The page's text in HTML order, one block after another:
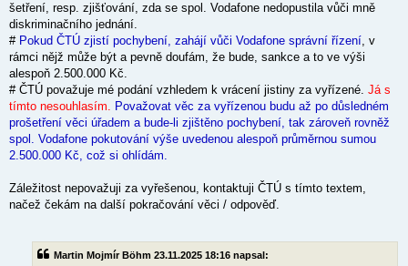
šetření, resp. zjišťování, zda se spol. Vodafone nedopustila vůči mně
diskriminačního jednání.
# Pokud ČTÚ zjistí pochybení, zahájí vůči Vodafone správní řízení, v
rámci nějž může být a pevně doufám, že bude, sankce a to ve výši
alespoň 2.500.000 Kč.
# ČTÚ považuje mé podání vzhledem k vrácení jistiny za vyřízené. Já s
tímto nesouhlasím. Považovat věc za vyřízenou budu až po důsledném
prošetření věci úřadem a bude-li zjištěno pochybení, tak zároveň rovněž
spol. Vodafone pokutování výše uvedenou alespoň průměrnou sumou
2.500.000 Kč, což si ohlídám.
Záležitost nepovažuji za vyřešenou, kontaktuji ČTÚ s tímto textem,
načež čekám na další pokračování věci / odpověď.
Martin Mojmír Böhm 23.11.2025 18:16 napsal: